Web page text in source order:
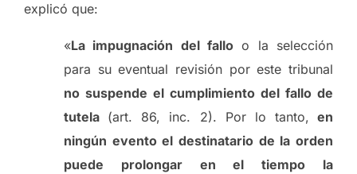
explicó que:
«La impugnación del fallo o la selección
para su eventual revisión por este tribunal
no suspende el cumplimiento del fallo de
tutela (art. 86, inc. 2). Por lo tanto, en
ningún evento el destinatario de la orden
puede prolongar en el tiempo la